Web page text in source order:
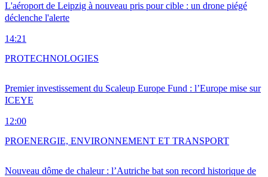
L'aéroport de Leipzig à nouveau pris pour cible : un drone piégé
déclenche l'alerte
14:21
Premier investissement du Scaleup Europe Fund : l’Europe mise sur
ICEYE
12:00
PROTECHNOLOGIES
Nouveau dôme de chaleur : l’Autriche bat son record historique de
PROENERGIE, ENVIRONNEMENT ET TRANSPORT